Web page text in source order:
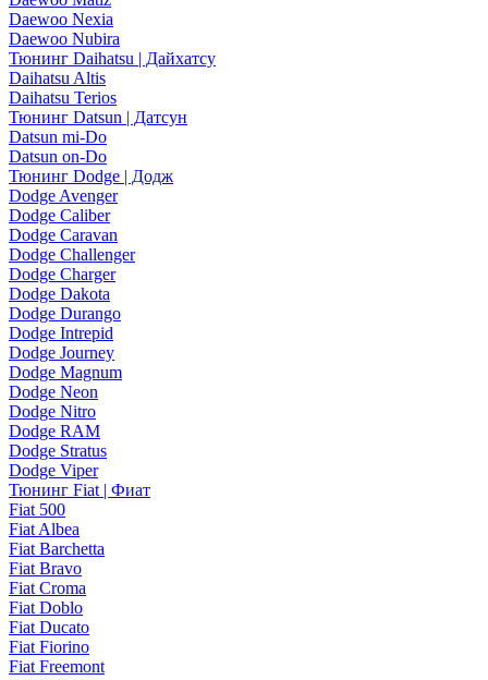
Daewoo Nexia
Daewoo Nubira
Тюнинг Daihatsu | Дайхатсу
Daihatsu Altis
Daihatsu Terios
Тюнинг Datsun | Датсун
Datsun mi-Do
Datsun on-Do
Тюнинг Dodge | Додж
Dodge Avenger
Dodge Caliber
Dodge Caravan
Dodge Challenger
Dodge Charger
Dodge Dakota
Dodge Durango
Dodge Intrepid
Dodge Journey
Dodge Magnum
Dodge Neon
Dodge Nitro
Dodge RAM
Dodge Stratus
Dodge Viper
Тюнинг Fiat | Фиат
Fiat 500
Fiat Albea
Fiat Barchetta
Fiat Bravo
Fiat Croma
Fiat Doblo
Fiat Ducato
Fiat Fiorino
Fiat Freemont